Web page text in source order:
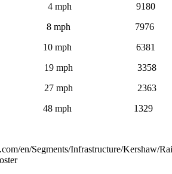
9180
7976
6381
3358
2363
1329
en/Segments/Infrastructure/Kershaw/